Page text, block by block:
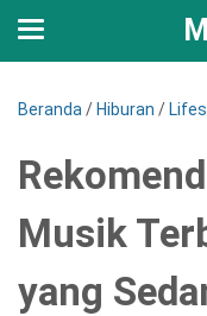
Beranda / Hiburan /
Musik
yang